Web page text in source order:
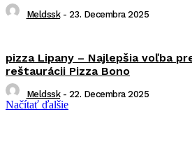
Meldssk - 23. Decembra 2025
pizza Lipany – Najlepšia voľba
reštaurácii Pizza Bono
Meldssk - 22. Decembra 2025
Načítať ďalšie